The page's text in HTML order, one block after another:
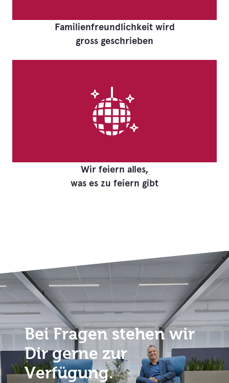
Familienfreundlichkeit wird
gross geschrieben
Wir feiern alles,
was es zu feiern gibt
Bei Fragen stehen wir
Dir gerne zur
Verfügung.